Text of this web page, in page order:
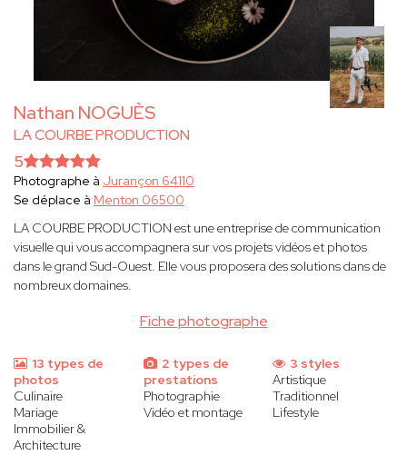
Nathan NOGUÈS
LA COURBE PRODUCTION
Fiche photographe
5
Photographe à Jurançon 64110
Se déplace à Menton 06500
LA COURBE PRODUCTION est une entreprise de communication
visuelle qui vous accompagnera sur vos projets vidéos et photos
dans le grand Sud-Ouest. Elle vous proposera des solutions dans de
nombreux domaines.
13 types de
photos
Culinaire
Mariage
Immobilier &
Architecture
2 types de
prestations
Photographie
Vidéo et montage
3 styles
Artistique
Traditionnel
Lifestyle